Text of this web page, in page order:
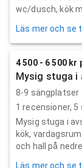
wc/dusch, kök
Läs mer och se
4 500 - 6 500 kr
Mysig stuga i
8-9 sängplatser
1 recensioner, 5
Mysig stuga i
kök,
och hall på
Läs mer och se